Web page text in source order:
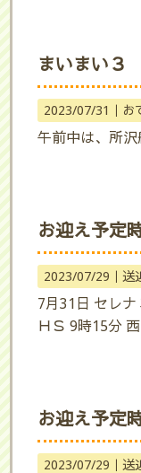
まいまい３
2023/07/31｜ お
午前中は、所沢
お迎え予定
2023/07/29｜ 送
7月31日 セレ
ＨＳ 9時15分
お迎え予定
2023/07/29｜ 送